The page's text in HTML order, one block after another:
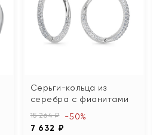
Серьги-кольца из
серебра с фианитами
15 264 ₽
7 632 ₽
-50%